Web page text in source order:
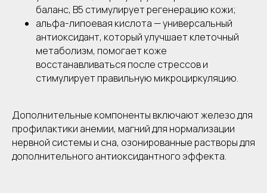
баланс, B5 стимулирует регенерацию кожи;
альфа-липоевая кислота — универсальный
антиоксидант, который улучшает клеточный
метаболизм, помогает коже
восстанавливаться после стрессов и
стимулирует правильную микроциркуляцию.
Дополнительные компоненты включают железо для
профилактики анемии, магний для нормализации
нервной системы и сна, озонированные растворы для
дополнительного антиоксидантного эффекта.